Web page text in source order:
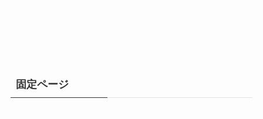
固定ページ